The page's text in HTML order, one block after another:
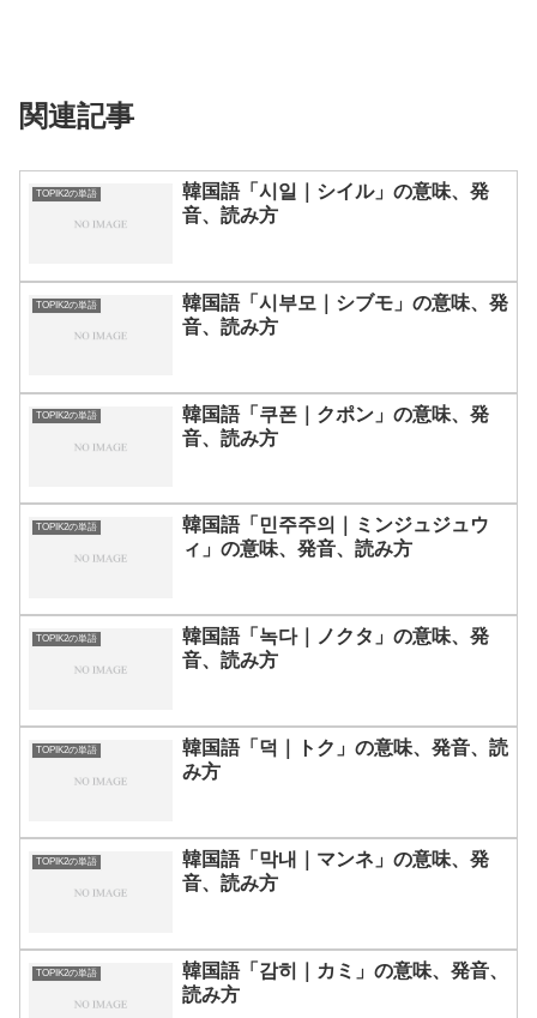
関連記事
TOPIK2の単語
韓国語「시일｜シイル」の意味、発
音、読み方
TOPIK2の単語
韓国語「시부모｜シブモ」の意味、発
音、読み方
TOPIK2の単語
韓国語「쿠폰｜クポン」の意味、発
音、読み方
TOPIK2の単語
韓国語「민주주의｜ミンジュジュウ
ィ」の意味、発音、読み方
TOPIK2の単語
韓国語「녹다｜ノクタ」の意味、発
音、読み方
TOPIK2の単語
韓国語「덕｜トク」の意味、発音、読
み方
TOPIK2の単語
韓国語「막내｜マンネ」の意味、発
音、読み方
TOPIK2の単語
韓国語「감히｜カミ」の意味、発音、
読み方